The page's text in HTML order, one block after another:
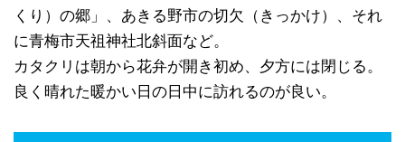
くり）の郷」、あきる野市の切欠（きっかけ）、それ
に青梅市天祖神社北斜面など。
カタクリは朝から花弁が開き初め、夕方には閉じる。
良く晴れた暖かい日の日中に訪れるのが良い。